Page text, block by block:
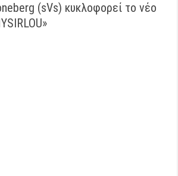
(sVs) κυκλοφορεί το νέο